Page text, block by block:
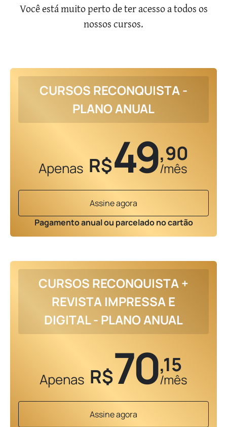
Você está muito perto de ter acesso a todos os
nossos cursos.
CURSOS RECONQUISTA -
PLANO ANUAL
Apenas R$49,90
/mês
Assine agora
Pagamento anual ou parcelado no cartão
CURSOS RECONQUISTA +
REVISTA IMPRESSA E
DIGITAL - PLANO ANUAL
Apenas R$70,15
/mês
Assine agora